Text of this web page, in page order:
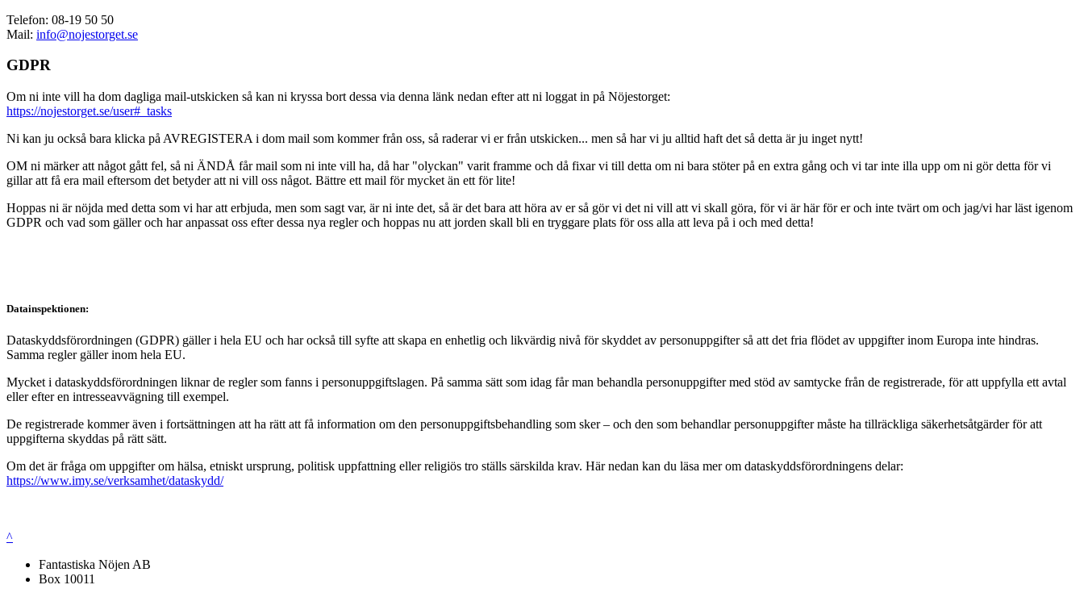
Telefon: 08-19 50 50
Mail: info@nojestorget.se
GDPR
Om ni inte vill ha dom dagliga mail-utskicken så kan ni kryssa bort dessa via denna länk nedan efter att ni loggat in på Nöjestorget:
https://nojestorget.se/user#_tasks
Ni kan ju också bara klicka på AVREGISTERA i dom mail som kommer från oss, så raderar vi er från utskicken... men så har vi ju alltid haft det så detta är ju inget nytt!
OM ni märker att något gått fel, så ni ÄNDÅ får mail som ni inte vill ha, då har "olyckan" varit framme och då fixar vi till detta om ni bara stöter på en extra gång och vi tar inte illa upp om ni gör detta för vi
gillar att få era mail eftersom det betyder att ni vill oss något. Bättre ett mail för mycket än ett för lite!
Hoppas ni är nöjda med detta som vi har att erbjuda, men som sagt var, är ni inte det, så är det bara att höra av er så gör vi det ni vill att vi skall göra, för vi är här för er och inte tvärt om och jag/vi har läst igenom
GDPR och vad som gäller och har anpassat oss efter dessa nya regler och hoppas nu att jorden skall bli en tryggare plats för oss alla att leva på i och med detta!
Datainspektionen:
Dataskyddsförordningen (GDPR) gäller i hela EU och har också till syfte att skapa en enhetlig och likvärdig nivå för skyddet av personuppgifter så att det fria flödet av uppgifter inom Europa inte hindras.
Samma regler gäller inom hela EU.
Mycket i dataskyddsförordningen liknar de regler som fanns i personuppgiftslagen. På samma sätt som idag får man behandla personuppgifter med stöd av samtycke från de registrerade, för att uppfylla ett avtal
eller efter en intresseavvägning till exempel.
De registrerade kommer även i fortsättningen att ha rätt att få information om den personuppgiftsbehandling som sker – och den som behandlar personuppgifter måste ha tillräckliga säkerhetsåtgärder för att
uppgifterna skyddas på rätt sätt.
Om det är fråga om uppgifter om hälsa, etniskt ursprung, politisk uppfattning eller religiös tro ställs särskilda krav. Här nedan kan du läsa mer om dataskyddsförordningens delar:
https://www.imy.se/verksamhet/dataskydd/
^
Fantastiska Nöjen AB
Box 10011